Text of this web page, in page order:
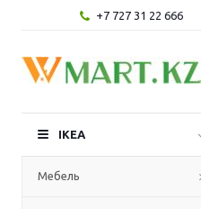
+7 727 31 22 666
IKEA
Мебель